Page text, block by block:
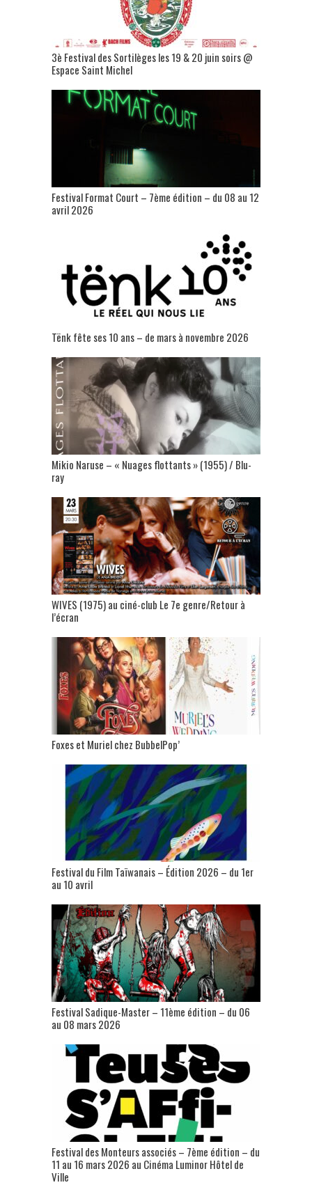
3è Festival des Sortilèges les 19 & 20 juin soirs @
Espace Saint Michel
Festival Format Court – 7ème édition – du 08 au 12
avril 2026
Tënk fête ses 10 ans – de mars à novembre 2026
Mikio Naruse – « Nuages flottants » (1955) / Blu-
ray
WIVES (1975) au ciné-club Le 7e genre/Retour à
l’écran
Foxes et Muriel chez BubbelPop’
Festival du Film Taïwanais – Édition 2026 – du 1er
au 10 avril
Festival Sadique-Master – 11ème édition – du 06
au 08 mars 2026
Festival des Monteurs associés – 7ème édition – du
11 au 16 mars 2026 au Cinéma Luminor Hôtel de
Ville